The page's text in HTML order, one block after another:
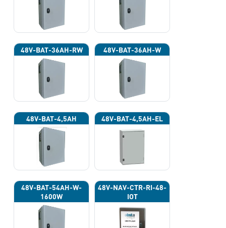
48V-BAT-36AH-RW 48V-BAT-36AH-W
48V-BAT-4,5AH 48V-BAT-4,5AH-EL
48V-BAT-54AH-W-
1600W
48V-NAV-CTR-RI-48-
IOT